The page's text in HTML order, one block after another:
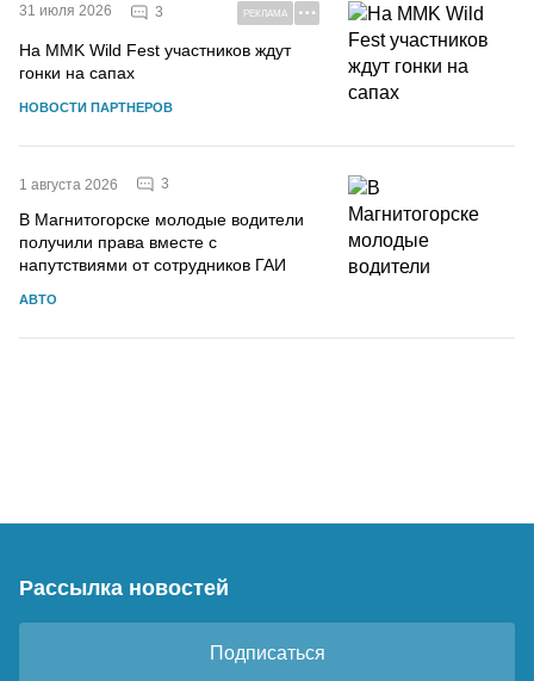
31 июля 2026 3 РЕКЛАМА
На MMK Wild Fest участников ждут
гонки на сапах
НОВОСТИ ПАРТНЕРОВ
1 августа 2026 3
В Магнитогорске молодые водители
получили права вместе с
напутствиями от сотрудников ГАИ
АВТО
Рассылка новостей
Подписаться